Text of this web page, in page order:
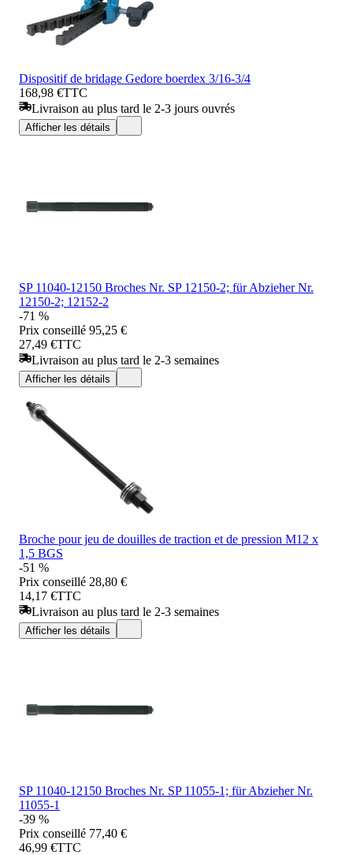
Dispositif de bridage Gedore boerdex 3/16-3/4
168,98 €TTC
Livraison au plus tard le 2-3 jours ouvrés
Afficher les détails
SP 11040-12150 Broches Nr. SP 12150-2; für Abzieher Nr.
12150-2; 12152-2
-71 %
Prix conseillé 95,25 €
27,49 €TTC
Livraison au plus tard le 2-3 semaines
Afficher les détails
Broche pour jeu de douilles de traction et de pression M12 x
1,5 BGS
-51 %
Prix conseillé 28,80 €
14,17 €TTC
Livraison au plus tard le 2-3 semaines
Afficher les détails
SP 11040-12150 Broches Nr. SP 11055-1; für Abzieher Nr.
11055-1
-39 %
Prix conseillé 77,40 €
46,99 €TTC